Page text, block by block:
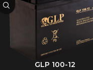
GLP 100-12